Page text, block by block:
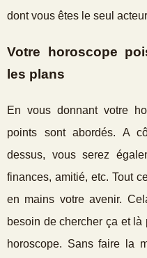
dont vous êtes le seul
Votre horoscope
les plans
En vous donnant votre
points sont abordés. A
dessus, vous serez
finances, amitié, etc. Tout
en mains votre avenir.
besoin de chercher ça et
horoscope. Sans faire la